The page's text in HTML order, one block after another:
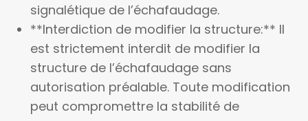
signalétique de l’échafaudage.
**Interdiction de modifier la structure:** Il
est strictement interdit de modifier la
structure de l’échafaudage sans
autorisation préalable. Toute modification
peut compromettre la stabilité de